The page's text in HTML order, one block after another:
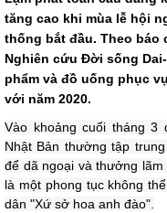
tăng cao khi mùa lễ hội
thống bắt đầu. Theo báo
Nghiên cứu Đời sống
phẩm và đồ uống phục
với năm 2020.
Vào khoảng cuối tháng 3
Nhật Bản thường tập
để dã ngoại và thưởng
là một phong tục không
dân "Xứ sở hoa anh đào".